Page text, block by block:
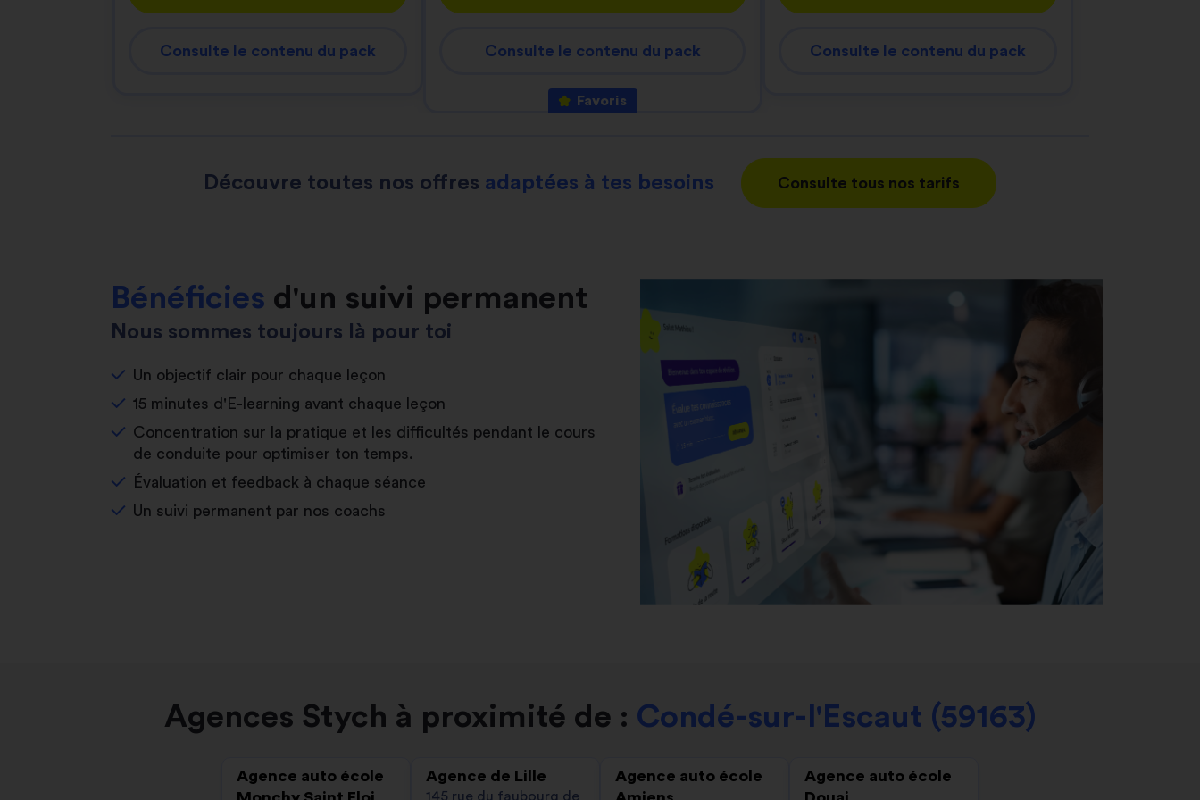
Consulte le contenu du pack Consulte le contenu du pack
Favoris
Consulte le contenu du pack
Découvre toutes nos offres adaptées à tes besoins Consulte tous nos tarifs
Bénéficies d'un suivi permanent
Nous sommes toujours là pour toi
Un objectif clair pour chaque leçon
15 minutes d'E-learning avant chaque leçon
Concentration sur la pratique et les difficultés pendant le cours
de conduite pour optimiser ton temps.
Évaluation et feedback à chaque séance
Un suivi permanent par nos coachs
Agences Stych à proximité de : Condé-sur-l'Escaut (59163)
Agence auto école
Agence de Lille
145 rue du faubourg de
Agence auto école
Agence auto école